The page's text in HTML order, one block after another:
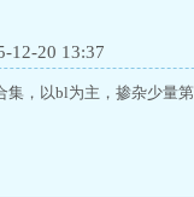
12-20 13:37
集，以bl为主，掺杂少量